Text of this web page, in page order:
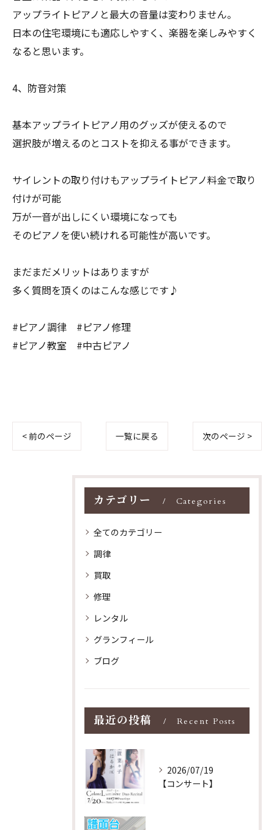
アップライトピアノと最大の音量は変わりません。
日本の住宅環境にも適応しやすく、楽器を楽しみやすく
なると思います。
4、防音対策
基本アップライトピアノ用のグッズが使えるので
選択肢が増えるのとコストを抑える事ができます。
サイレントの取り付けもアップライトピアノ料金で取り
付けが可能
万が一音が出しにくい環境になっても
そのピアノを使い続けれる可能性が高いです。
まだまだメリットはありますが
多く質問を頂くのはこんな感じです♪
#ピアノ調律 #ピアノ修理
#ピアノ教室 #中古ピアノ
< 前のページ 一覧に戻る 次のページ >
カテゴリー Categories
全てのカテゴリー
調律
買取
修理
レンタル
グランフィール
ブログ
最近の投稿 Recent Posts
2026/07/19
【コンサート】